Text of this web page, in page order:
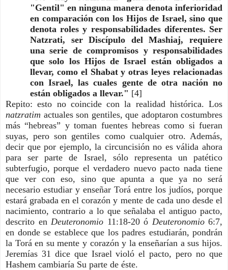
"Gentil" en ninguna manera denota inferioridad
en comparación con los Hijos de Israel, sino que
denota roles y responsabilidades diferentes. Ser
Natzrati, ser Discípulo del Mashiaj, requiere
una serie de compromisos y responsabilidades
que solo los Hijos de Israel están obligados a
llevar, como el Shabat y otras leyes relacionadas
con Israel, las cuales gente de otra nación no
están obligados a llevar." [4]
Repito: esto no coincide con la realidad histórica. Los
natzratim actuales son gentiles, que adoptaron costumbres
más “hebreas” y toman fuentes hebreas como si fueran
suyas, pero son gentiles como cualquier otro. Además,
decir que por ejemplo, la circuncisión no es válida ahora
para ser parte de Israel, sólo representa un patético
subterfugio, porque el verdadero nuevo pacto nada tiene
que ver con eso, sino que apunta a que ya no será
necesario estudiar y enseñar Torá entre los judíos, porque
estará grabada en el corazón y mente de cada uno desde el
nacimiento, contrario a lo que señalaba el antiguo pacto,
descrito en Deuteronomio 11:18-20 ó Deuteronomio 6:7,
en donde se establece que los padres estudiarán, pondrán
la Torá en su mente y corazón y la enseñarían a sus hijos.
Jeremías 31 dice que Israel violó el pacto, pero no que
Hashem cambiaría Su parte de éste.